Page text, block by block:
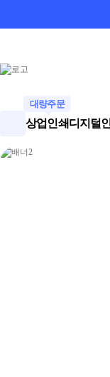
상업인쇄
대량주문
디지털